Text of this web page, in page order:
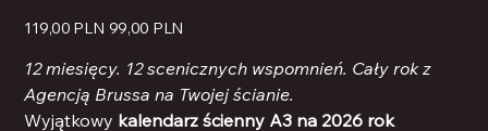
Ursprünglicher
Preis
119,00 PLN Angebotspreis
99,00 PLN
12 miesięcy. 12 scenicznych wspomnień. Cały rok z
Agencją Brussa na Twojej ścianie.
Wyjątkowy kalendarz ścienny A3 na 2026 rok